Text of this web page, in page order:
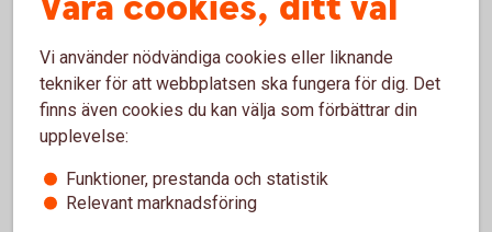
eller förvaltare utsedd.
God man och förvaltare
Vi använder nödvändiga cookies eller liknande
tekniker för att webbplatsen ska fungera för dig. Det
finns även cookies du kan välja som förbättrar din
upplevelse:
Funktioner, prestanda och statistik
Relevant marknadsföring